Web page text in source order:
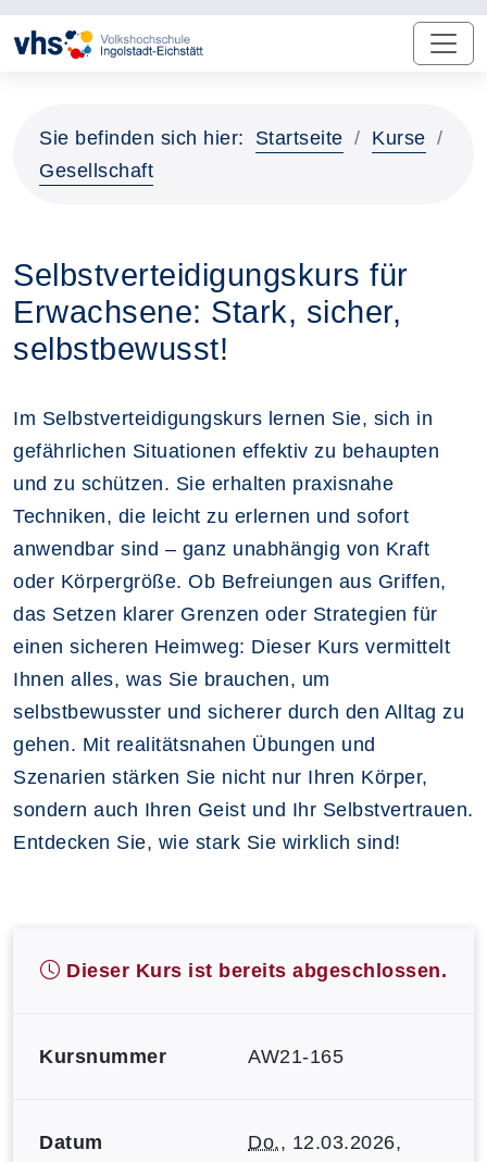
Sie befinden sich hier: Startseite
Kurse
Gesellschaft
Selbstverteidigungskurs für
Erwachsene: Stark, sicher,
selbstbewusst!
Im Selbstverteidigungskurs lernen Sie, sich in
gefährlichen Situationen effektiv zu behaupten
und zu schützen. Sie erhalten praxisnahe
Techniken, die leicht zu erlernen und sofort
anwendbar sind – ganz unabhängig von Kraft
oder Körpergröße. Ob Befreiungen aus Griffen,
das Setzen klarer Grenzen oder Strategien für
einen sicheren Heimweg: Dieser Kurs vermittelt
Ihnen alles, was Sie brauchen, um
selbstbewusster und sicherer durch den Alltag zu
gehen. Mit realitätsnahen Übungen und
Szenarien stärken Sie nicht nur Ihren Körper,
sondern auch Ihren Geist und Ihr Selbstvertrauen.
Entdecken Sie, wie stark Sie wirklich sind!
Dieser Kurs ist bereits abgeschlossen.
Kursnummer AW21-165
Datum Do., 12.03.2026,